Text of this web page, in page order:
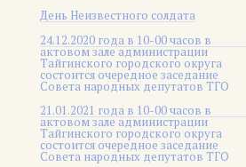
День Неизвестного солдата
24.12.2020 года в 10-00 часов в
актовом зале администрации
Тайгинского городского округа
состоится очередное заседание
Совета народных депутатов ТГО
21.01.2021 года в 10-00 часов в
актовом зале администрации
Тайгинского городского округа
состоится очередное заседание
Совета народных депутатов ТГО